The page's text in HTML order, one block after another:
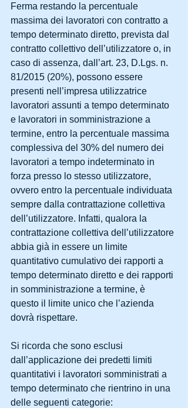
Ferma restando la percentuale
massima dei lavoratori con contratto a
tempo determinato diretto, prevista dal
contratto collettivo dell’utilizzatore o, in
caso di assenza, dall’art. 23, D.Lgs. n.
81/2015 (20%), possono essere
presenti nell’impresa utilizzatrice
lavoratori assunti a tempo determinato
e lavoratori in somministrazione a
termine, entro la percentuale massima
complessiva del 30% del numero dei
lavoratori a tempo indeterminato in
forza presso lo stesso utilizzatore,
ovvero entro la percentuale individuata
sempre dalla contrattazione collettiva
dell’utilizzatore. Infatti, qualora la
contrattazione collettiva dell’utilizzatore
abbia già in essere un limite
quantitativo cumulativo dei rapporti a
tempo determinato diretto e dei rapporti
in somministrazione a termine, è
questo il limite unico che l’azienda
dovrà rispettare.
Si ricorda che sono esclusi
dall’applicazione dei predetti limiti
quantitativi i lavoratori somministrati a
tempo determinato che rientrino in una
delle seguenti categorie: